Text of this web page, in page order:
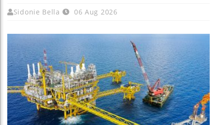
Sidonie Bella 06 Aug 2026